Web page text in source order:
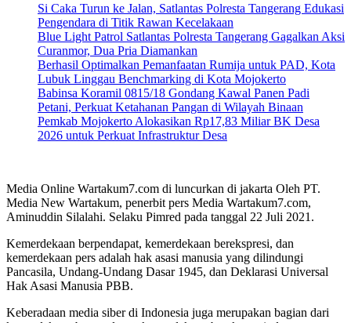
Si Caka Turun ke Jalan, Satlantas Polresta Tangerang Edukasi
Pengendara di Titik Rawan Kecelakaan
Blue Light Patrol Satlantas Polresta Tangerang Gagalkan Aksi
Curanmor, Dua Pria Diamankan
Berhasil Optimalkan Pemanfaatan Rumija untuk PAD, Kota
Lubuk Linggau Benchmarking di Kota Mojokerto
Babinsa Koramil 0815/18 Gondang Kawal Panen Padi
Petani, Perkuat Ketahanan Pangan di Wilayah Binaan
Pemkab Mojokerto Alokasikan Rp17,83 Miliar BK Desa
2026 untuk Perkuat Infrastruktur Desa
Media Online Wartakum7.com di luncurkan di jakarta Oleh PT.
Media New Wartakum, penerbit pers Media Wartakum7.com,
Aminuddin Silalahi. Selaku Pimred pada tanggal 22 Juli 2021.
Kemerdekaan berpendapat, kemerdekaan berekspresi, dan
kemerdekaan pers adalah hak asasi manusia yang dilindungi
Pancasila, Undang-Undang Dasar 1945, dan Deklarasi Universal
Hak Asasi Manusia PBB.
Keberadaan media siber di Indonesia juga merupakan bagian dari